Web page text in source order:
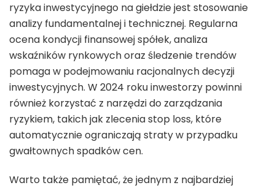
ryzyka inwestycyjnego na giełdzie jest stosowanie
analizy fundamentalnej i technicznej. Regularna
ocena kondycji finansowej spółek, analiza
wskaźników rynkowych oraz śledzenie trendów
pomaga w podejmowaniu racjonalnych decyzji
inwestycyjnych. W 2024 roku inwestorzy powinni
również korzystać z narzędzi do zarządzania
ryzykiem, takich jak zlecenia stop loss, które
automatycznie ograniczają straty w przypadku
gwałtownych spadków cen.
Warto także pamiętać, że jednym z najbardziej